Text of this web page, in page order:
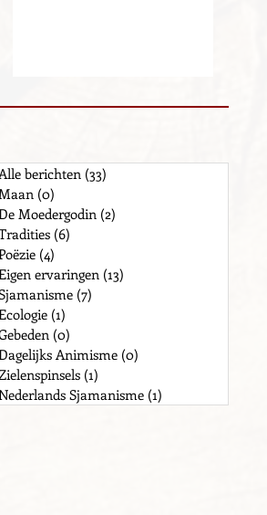
Alle berichten (33)
Maan (0)
Moedergodin (2)
(6)
(4)
ervaringen (13)
(7)
(1)
(0)
Animisme (0)
Zielenspinsels (1)
Sjamanisme (1)